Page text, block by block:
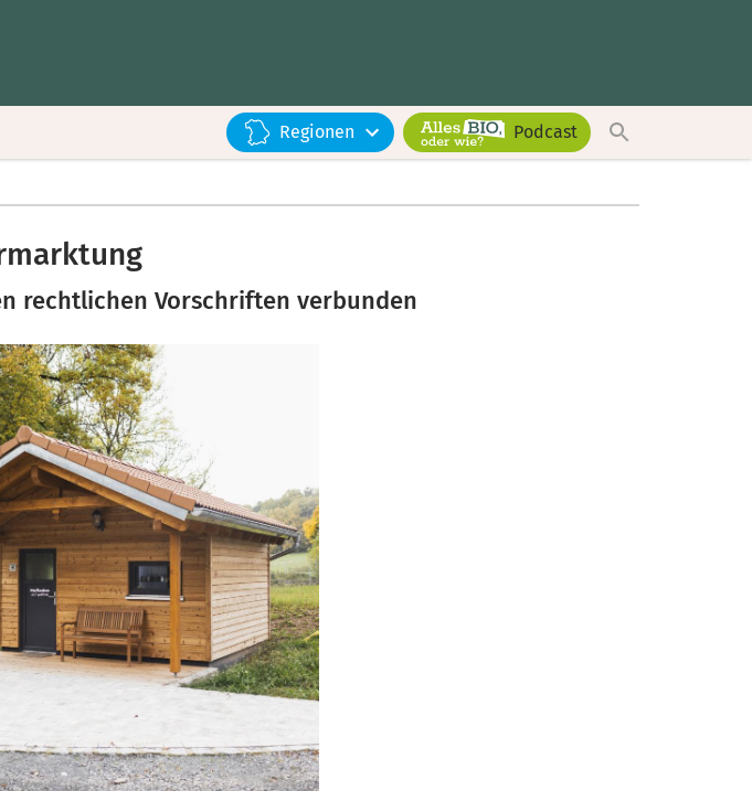
Regionen Podcast
rechtlichen Vorschriften verbunden